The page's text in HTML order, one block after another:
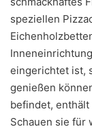
speziellen
eingerichtet ist,
genießen
befindet, enthält
Schauen sie für